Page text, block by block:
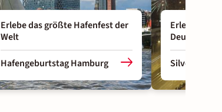
Erlebe das größte Hafenfest der
Welt
Hafengeburtstag Hamburg
Erlebe die
Silvester in